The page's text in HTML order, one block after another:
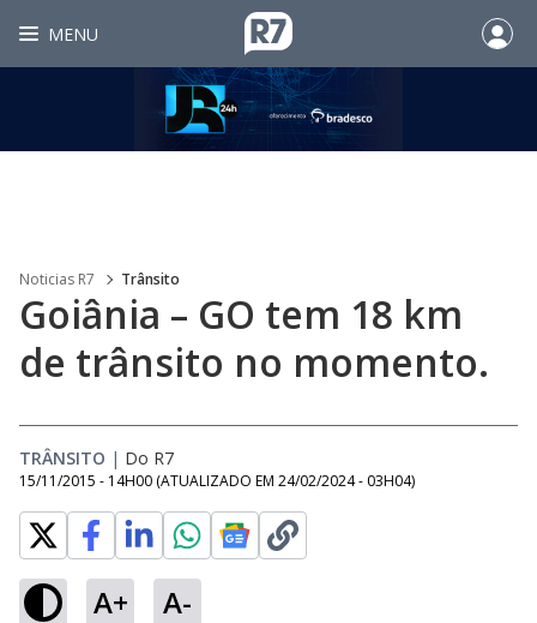
MENU
Noticias R7 Trânsito
Goiânia – GO tem 18 km
de trânsito no momento.
TRÂNSITO | Do R7
15/11/2015 - 14H00 (ATUALIZADO EM 24/02/2024 - 03H04)
A+ A-